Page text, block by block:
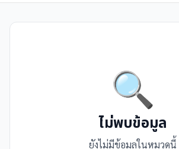
🔍
ไม่พบข้อมูล
ยังไม่มีข้อมูลในหมวดนี้